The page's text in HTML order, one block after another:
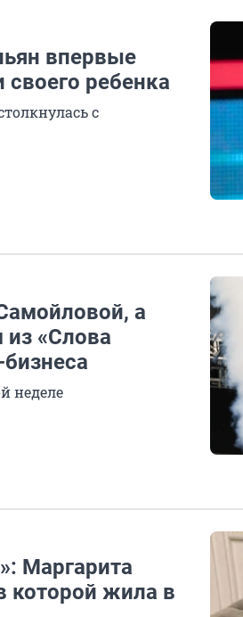
впервые
ребенка
с
а
из «Слова
неделе
Маргарита
которой жила в